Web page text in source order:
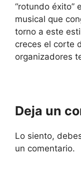
“rotundo éxito”
musical que
torno a este
creces el corte
organizadores
Deja un
Lo siento,
un comentario.